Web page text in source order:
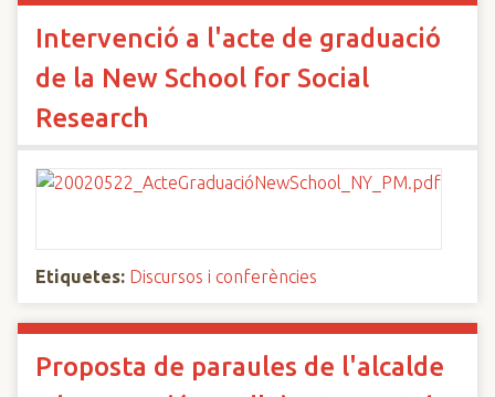
Intervenció a l'acte de graduació
de la New School for Social
Research
Etiquetes: Discursos i conferències
Proposta de paraules de l'alcalde